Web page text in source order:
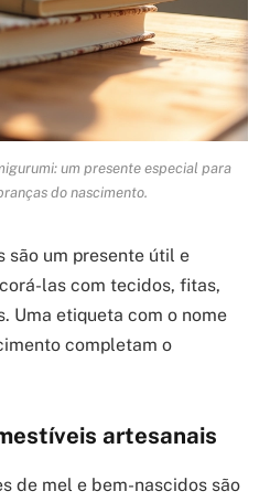
um presente especial para
do nascimento.
são um presente útil e
las com tecidos, fitas,
Uma etiqueta com o nome
completam o
artesanais
de mel e bem-nascidos são